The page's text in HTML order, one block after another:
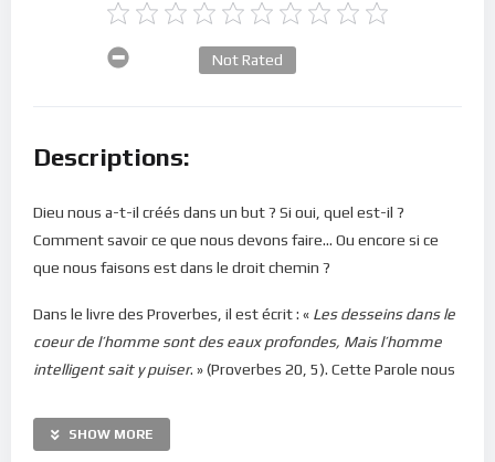
Not Rated
Descriptions:
Dieu nous a-t-il créés dans un but ? Si oui, quel est-il ?
Comment savoir ce que nous devons faire… Ou encore si ce
que nous faisons est dans le droit chemin ?
Dans le livre des Proverbes, il est écrit : « Les desseins dans le
coeur de l’homme sont des eaux profondes, Mais l’homme
intelligent sait y puiser. » (Proverbes 20, 5). Cette Parole nous
inscrit dans nos coeurs la feuille de route. Et que c’est en
élevant notre intelligence dans sa lumière, que nous pourrons
SHOW MORE